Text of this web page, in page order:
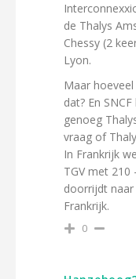
de Thalys
Chessy (2
Lyon.
Maar
dat? En
genoeg
vraag of
In Frankrijk
TGV met
doorrijdt
Frankrijk.
0